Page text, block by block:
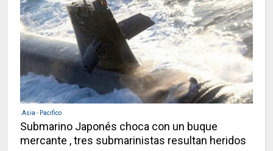
.Asia - Pacifico
Submarino Japonés choca con un buque
mercante , tres submarinistas resultan heridos